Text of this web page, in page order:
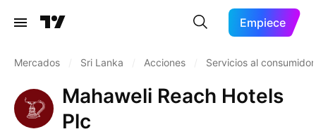
Empiece
Mercados Sri Lanka Acciones Servicios al consumidor
Mahaweli Reach Hotels
Plc